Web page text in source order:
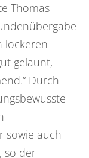
Thomas
lockeren
gelaunt,
Durch
sowie auch
so der